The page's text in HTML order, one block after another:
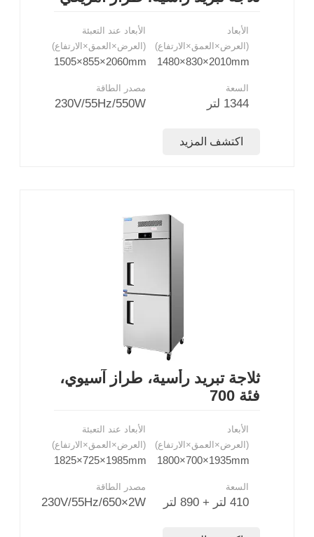
الأبعاد
(العرض×العمق×الارتفاع)
1480×830×2010mm
الأبعاد عند التعبئة
(العرض×العمق×الارتفاع)
1505×855×2060mm
السعة
1344 لتر
مصدر الطاقة
230V/55Hz/550W
اكتشف المزيد
ثلاجة تبريد رأسية، طراز آسيوي،
فئة 700
الأبعاد
(العرض×العمق×الارتفاع)
1800×700×1935mm
الأبعاد عند التعبئة
(العرض×العمق×الارتفاع)
1825×725×1985mm
السعة
410 لتر + 890 لتر
مصدر الطاقة
230V/55Hz/650×2W